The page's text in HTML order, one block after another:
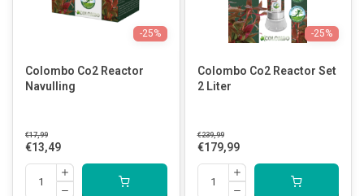
-25%
Colombo Co2 Reactor
Navulling
€17,99
€13,49
-25%
Colombo Co2 Reactor Set
2 Liter
€239,99
€179,99